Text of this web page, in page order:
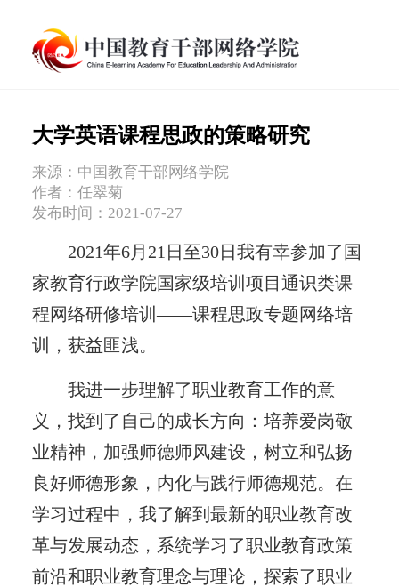
大学英语课程思政的策略研究
来源：中国教育干部网络学院
作者：任翠菊
发布时间：2021-07-27
2021年6月21日至30日我有幸参加了国
家教育行政学院国家级培训项目通识类课
程网络研修培训——课程思政专题网络培
训，获益匪浅。
我进一步理解了职业教育工作的意
义，找到了自己的成长方向：培养爱岗敬
业精神，加强师德师风建设，树立和弘扬
良好师德形象，内化与践行师德规范。在
学习过程中，我了解到最新的职业教育改
革与发展动态，系统学习了职业教育政策
前沿和职业教育理念与理论，探索了职业